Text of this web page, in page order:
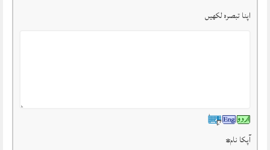
اپنا تبصرہ لکھیں
آپکا نام*